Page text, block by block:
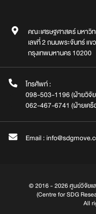
คณะเศรษฐศาสตร์ มหาวิ
เลขที่ 2 ถนนพระจันทร์ แ
กรุงเทพมหานคร 10200
โทรศัพท์ :
098-503-1196 (ฝ่ายวิจัย
062-467-6741 (ฝ่ายเค
Email :
© 2016 - 2026 ศูนย์วิจัย
(Centre for SDG
All